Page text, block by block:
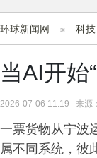
环球新闻网 科技
当AI开始
2026-07-06 11:19 来源
一票货物从宁波
属不同系统，彼